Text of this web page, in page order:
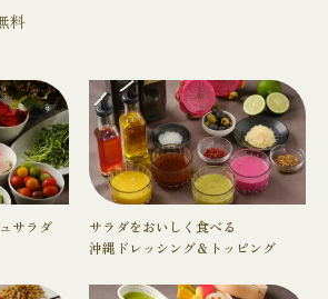
料
サラダ
サラダをおいしく食べる
沖縄ドレッシング＆トッピング